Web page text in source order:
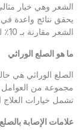
الشعر وهي خيار
الشعر مقارنة بـ 10٪ للعلاج الوهمي.
ما هو الصلع الوراثي
الصلع الوراثي هي
مجموعة من العوامل
تشمل خيارات العلاج
علامات الإصابة بالصلع